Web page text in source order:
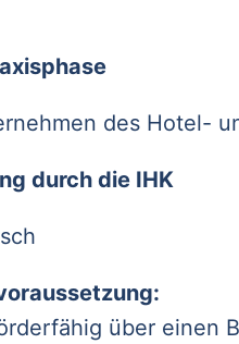
des Hotel-
durch die IHK
über einen